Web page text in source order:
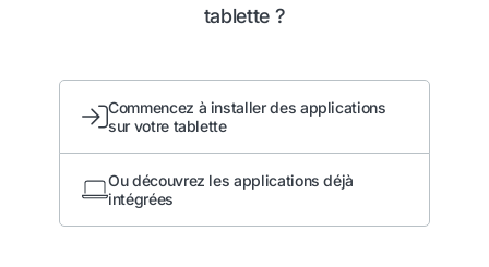
tablette ?
Commencez à installer des applications
sur votre tablette
Ou découvrez les applications déjà
intégrées